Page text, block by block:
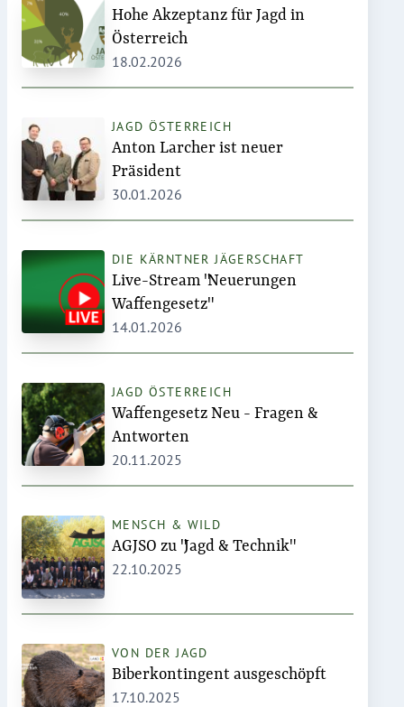
Hohe Akzeptanz für Jagd in
Österreich
18.02.2026
JAGD ÖSTERREICH
Anton Larcher ist neuer
Präsident
30.01.2026
DIE KÄRNTNER JÄGERSCHAFT
Live-Stream "Neuerungen
Waffengesetz"
14.01.2026
JAGD ÖSTERREICH
Waffengesetz Neu - Fragen &
Antworten
20.11.2025
MENSCH & WILD
AGJSO zu "Jagd & Technik"
22.10.2025
VON DER JAGD
Biberkontingent ausgeschöpft
17.10.2025